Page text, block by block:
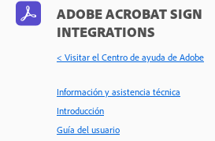
ADOBE ACROBAT SIGN
INTEGRATIONS
< Visitar el Centro de ayuda de Adobe
Información y asistencia técnica
Introducción
Guía del usuario